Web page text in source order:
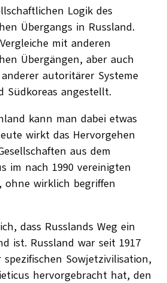
Logik des
Übergangs in Russland.
mit anderen
Übergängen, aber auch
autoritärer Systeme
Südkoreas angestellt.
kann man dabei etwas
wirkt das Hervorgehen
aus dem
im nach 1990 vereinigten
ohne wirklich begriffen
dass Russlands Weg ein
ist. Russland war seit 1917
Sowjetzivilisation,
hervorgebracht hat, den